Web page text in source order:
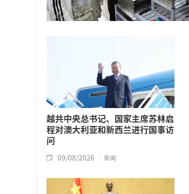
越共中央总书记、国家主席苏林启
程对澳大利亚和新西兰进行国事访
问
09/08/2026 新闻